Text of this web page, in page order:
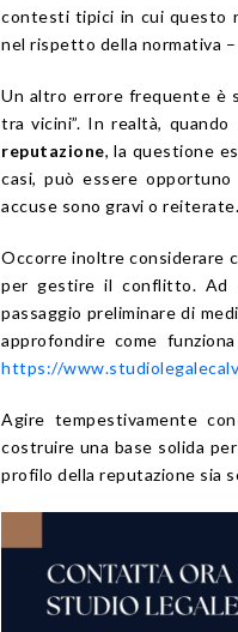
contesti tipici in cui questo
nel rispetto della normativa
Un altro errore frequente è
tra vicini”. In realtà, quando
reputazione, la questione
casi, può essere opportuno
accuse sono gravi o reiterate.
Occorre inoltre considerare
per gestire il conflitto. Ad
passaggio preliminare di
approfondire come
https://
Agire tempestivamente
costruire una base solida
profilo della reputazione sia